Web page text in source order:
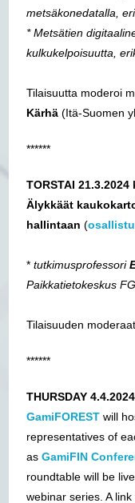
metsäkonedatalla,
* Metsätien
kulkukelpoisuutta,
Tilaisuutta moderoi
Kärhä (Itä-Suomen
******
TORSTAI 21.3.2024
Älykkäät
hallintaan (
*tutkimusprofessori
Paikkatietokeskus
Tilaisuuden
******
THURSDAY
GamiFOREST will
representatives of
asGamiFIN
roundtable will be
webinar series. A